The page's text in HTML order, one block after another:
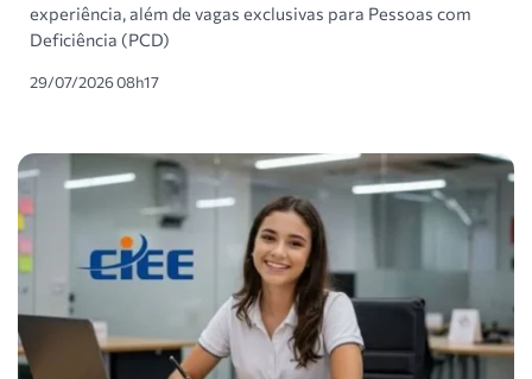
experiência, além de vagas exclusivas para Pessoas com
Deficiência (PCD)
29/07/2026 08h17